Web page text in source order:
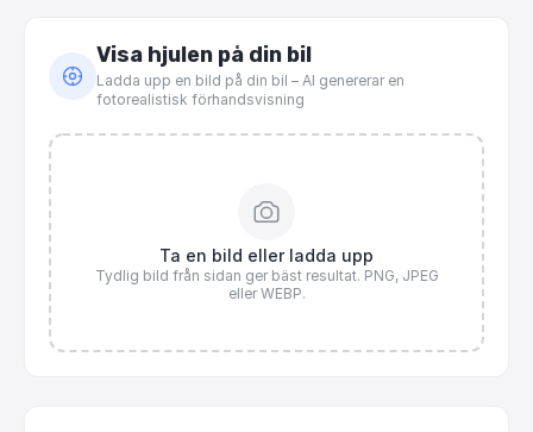
Visa hjulen på din bil
Ladda upp en bild på din bil – AI genererar en
fotorealistisk förhandsvisning
Ta en bild eller ladda upp
Tydlig bild från sidan ger bäst resultat. PNG, JPEG
eller WEBP.